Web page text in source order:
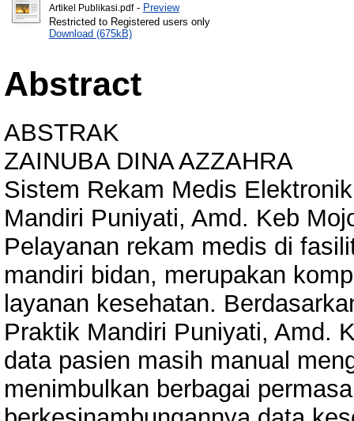
Artikel Publikasi.pdf- Preview
Restricted to Registered users only
Download (675kB)
Abstract
ABSTRAK
ZAINUBA DINA AZZAHRA
Sistem Rekam Medis
Mandiri Puniyati, Amd. Keb
Pelayanan rekam medis di
mandiri bidan, merupakan
layanan kesehatan.
Praktik Mandiri Puniyati, Amd.
data pasien masih manual
menimbulkan berbagai